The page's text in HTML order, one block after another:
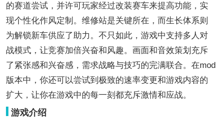
的赛道尝试，并许可玩家经过改装赛车来提高功能，实
现个性化作风定制。维修站是关键所在，而生长体系则
为解锁新车供应了助力。不只如此，游戏中支持多人对
战模式，让竞赛加倍兴奋和风趣。画面和音效策划充斥
了紧张感和兴奋感，需求战略与技巧的完满联合。在mod
版本中，你还可以尝试到极致的速率变更和游戏内容的
扩大，让你在游戏中的每一刻都充斥激情和应战。
游戏介绍